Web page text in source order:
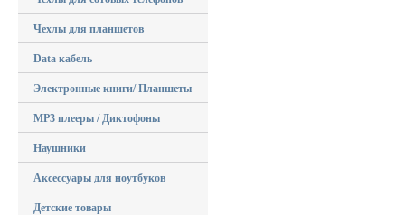
Чехлы для планшетов
Data кабель
Электронные книги/ Планшеты
MP3 плееры / Диктофоны
Наушники
Аксессуары для ноутбуков
Детские товары